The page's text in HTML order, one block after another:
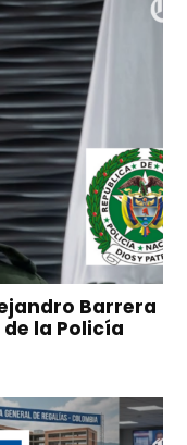
Barrera
la Policía